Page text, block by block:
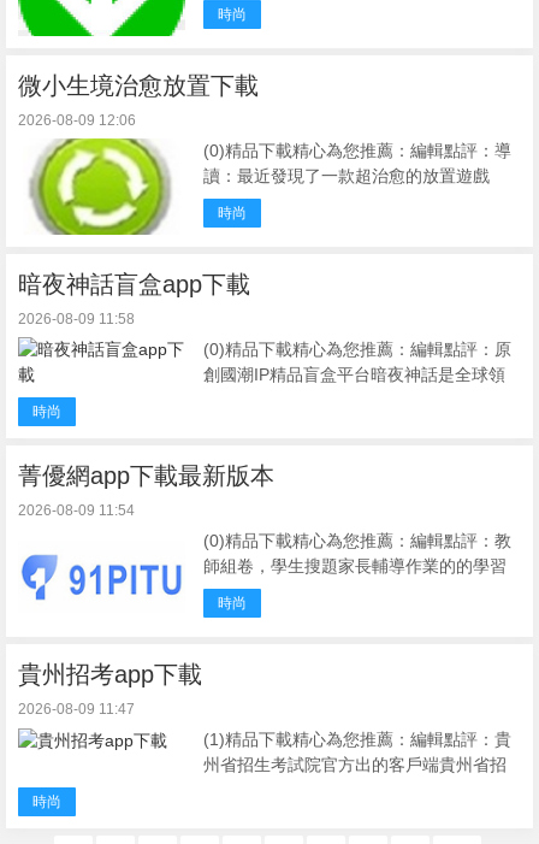
科學智能的誌願填報軟件，為高考生提供
招考通囊括了院 ...
時尚
微小生境治愈放置下載
2026-08-09 12:06
(0)精品下載精心為您推薦：編輯點評：導
讀：最近發現了一款超治愈的放置遊戲
《微小生境治愈放置手機版》。你可以在
自己的小小生態圈裏擺放各種萌係生物和
級。沒有時間壓力， ...
時尚
暗夜神話盲盒app下載
2026-08-09 11:58
(0)精品下載精心為您推薦：編輯點評：原
創國潮IP精品盲盒平台暗夜神話是全球領
到等活動，支付 ...
時尚
菁優網app下載最新版本
2026-08-09 11:54
(0)精品下載精心為您推薦：編輯點評：教
師組卷，學生搜題家長輔導作業的的學習
平台一款專注服務中小學在線教育，學生
老師家長都在用的在線學習、教研平台。
時尚
貴州招考app下載
2026-08-09 11:47
(1)精品下載精心為您推薦：編輯點評：貴
州省招生考試院官方出的客戶端貴州省招
時尚